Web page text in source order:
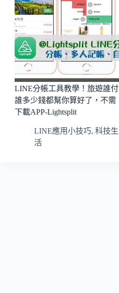
LINE分帳工具教學！旅遊誰付
誰多少錢都幫你算好了，不需
下載APP-Lightsplit
LINE應用小技巧, 科技生
活